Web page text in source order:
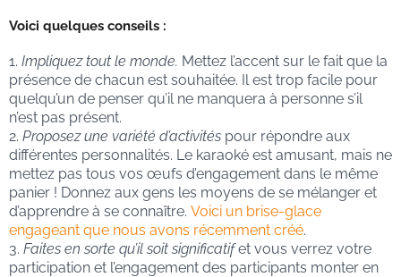
Voici quelques conseils :
Impliquez tout le monde. Mettez l’accent sur le fait que la
présence de chacun est souhaitée. Il est trop facile pour
quelqu’un de penser qu’il ne manquera à personne s’il
n’est pas présent.
Proposez une variété d’activités pour répondre aux
différentes personnalités. Le karaoké est amusant, mais ne
mettez pas tous vos œufs d’engagement dans le même
panier ! Donnez aux gens les moyens de se mélanger et
d’apprendre à se connaître. Voici un brise-glace
engageant que nous avons récemment créé.
Faites en sorte qu’il soit significatifet vous verrez votre
participation et l’engagement des participants monter en